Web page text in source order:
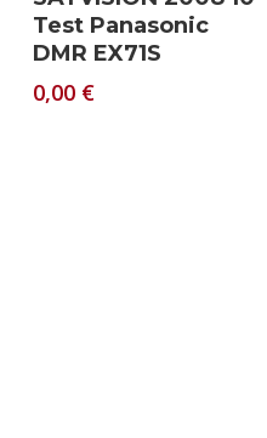
Test Panasonic
DMR EX71S
0,00 €